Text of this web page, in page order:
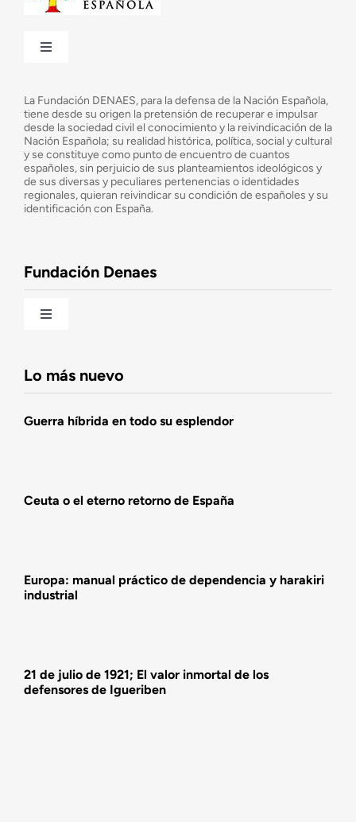
Toggle
¿Cuáles son nuestros objetivos?
Consejo Asesor
La Fundación DENAES, para la defensa de la Nación Española,
tiene desde su origen la pretensión de recuperar e impulsar
desde la sociedad civil el conocimiento y la reivindicación de la
Nación Española; su realidad histórica, política, social y cultural
y se constituye como punto de encuentro de cuantos
españoles, sin perjuicio de sus planteamientos ideológicos y
de sus diversas y peculiares pertenencias o identidades
regionales, quieran reivindicar su condición de españoles y su
identificación con España.
Fundación Denaes
Toggle
Lo más nuevo
Guerra híbrida en todo su esplendor
Ceuta o el eterno retorno de España
Europa: manual práctico de dependencia y harakiri
industrial
21 de julio de 1921; El valor inmortal de los
defensores de Igueriben